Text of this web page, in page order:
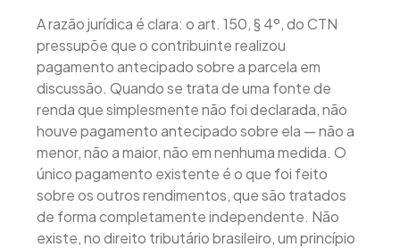
A razão jurídica é clara: o art. 150, § 4º, do CTN
pressupõe que o contribuinte realizou
pagamento antecipado sobre a parcela em
discussão. Quando se trata de uma fonte de
renda que simplesmente não foi declarada, não
houve pagamento antecipado sobre ela — não a
menor, não a maior, não em nenhuma medida. O
único pagamento existente é o que foi feito
sobre os outros rendimentos, que são tratados
de forma completamente independente. Não
existe, no direito tributário brasileiro, um princípio